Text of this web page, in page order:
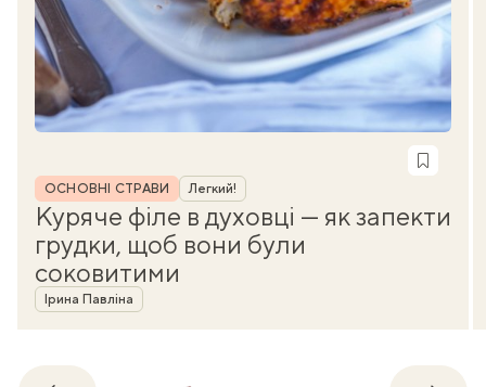
Рубрика
ОСНОВНІ СТРАВИ Легкий!
Куряче філе в духовці — як запекти
грудки, щоб вони були
соковитими
Автор
Ірина Павліна